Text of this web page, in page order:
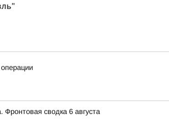
сводка 6 августа